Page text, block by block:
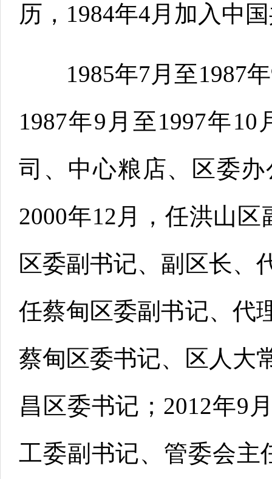
历，1984年4月加入中
1985年7月至1987年
1987年9月至1997年
司、中心粮店、区委
2000年12月，任洪山
区委副书记、副区长、
任蔡甸区委副书记、代
蔡甸区委书记、区人大
昌区委书记；2012年9
工委副书记、管委会主